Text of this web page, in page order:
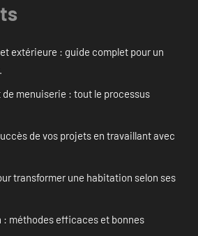
extérieure : guide complet pour un
de menuiserie : tout le processus
de vos projets en travaillant avec
transformer une habitation selon ses
: méthodes efficaces et bonnes